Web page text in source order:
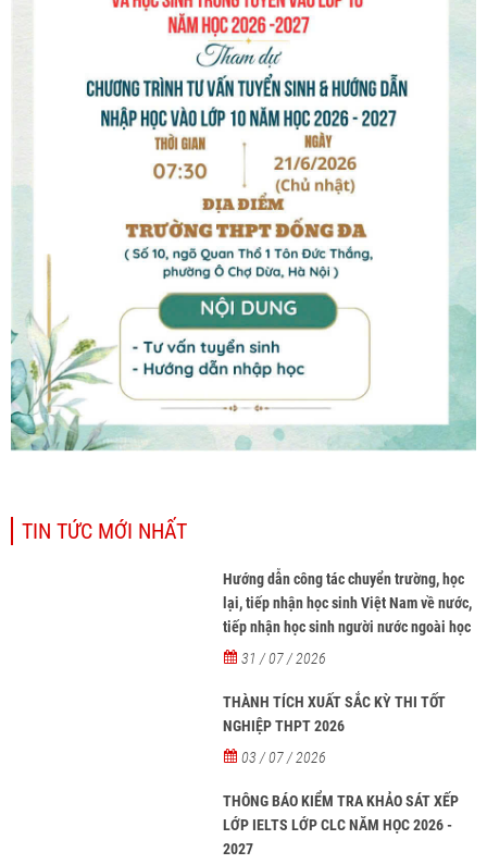
TIN TỨC MỚI NHẤT
Hướng dẫn công tác chuyển trường, học
lại, tiếp nhận học sinh Việt Nam về nước,
tiếp nhận học sinh người nước ngoài học
tại các trường từ năm học 2026-2027
31 / 07 / 2026
THÀNH TÍCH XUẤT SẮC KỲ THI TỐT
NGHIỆP THPT 2026
03 / 07 / 2026
THÔNG BÁO KIỂM TRA KHẢO SÁT XẾP
LỚP IELTS LỚP CLC NĂM HỌC 2026 -
2027